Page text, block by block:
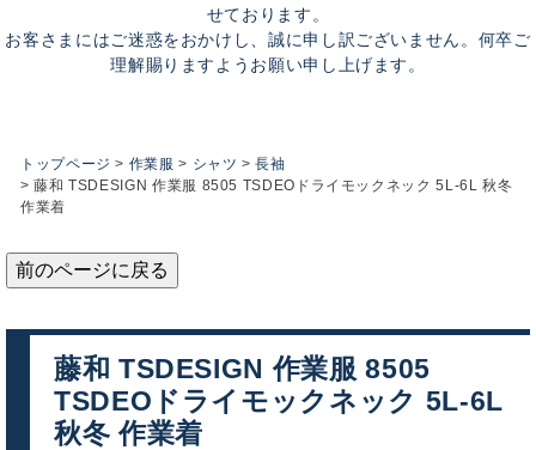
せております。
お客さまにはご迷惑をおかけし、誠に申し訳ございません。何卒ご
理解賜りますようお願い申し上げます。
トップページ 作業服 シャツ
長袖
藤和 TSDESIGN 作業服 8505 TSDEOドライモックネック 5L-6L 秋冬
作業着
前のページに戻る
藤和 TSDESIGN 作業服 8505
TSDEOドライモックネック 5L-6L
秋冬 作業着